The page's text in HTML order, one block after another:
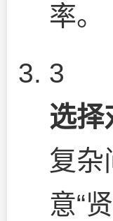
率。
3
选择
复杂
意“